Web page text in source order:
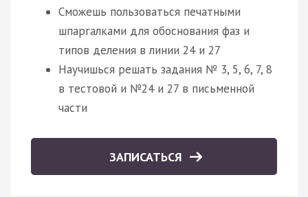
Сможешь пользоваться печатными
шпаргалками для обоснования фаз и
типов деления в линии 24 и 27
Научишься решать задания № 3, 5, 6, 7, 8
в тестовой и №24 и 27 в письменной
части
ЗАПИСАТЬСЯ